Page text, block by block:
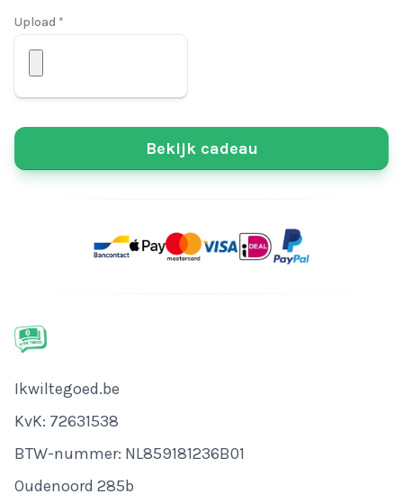
Upload *
Bekijk cadeau
Bedrijfsnaam
Ikwiltegoed.be
KvK-nummer
KvK: 72631538
Btw-nummer
BTW-nummer: NL859181236B01
Adres
Oudenoord 285b